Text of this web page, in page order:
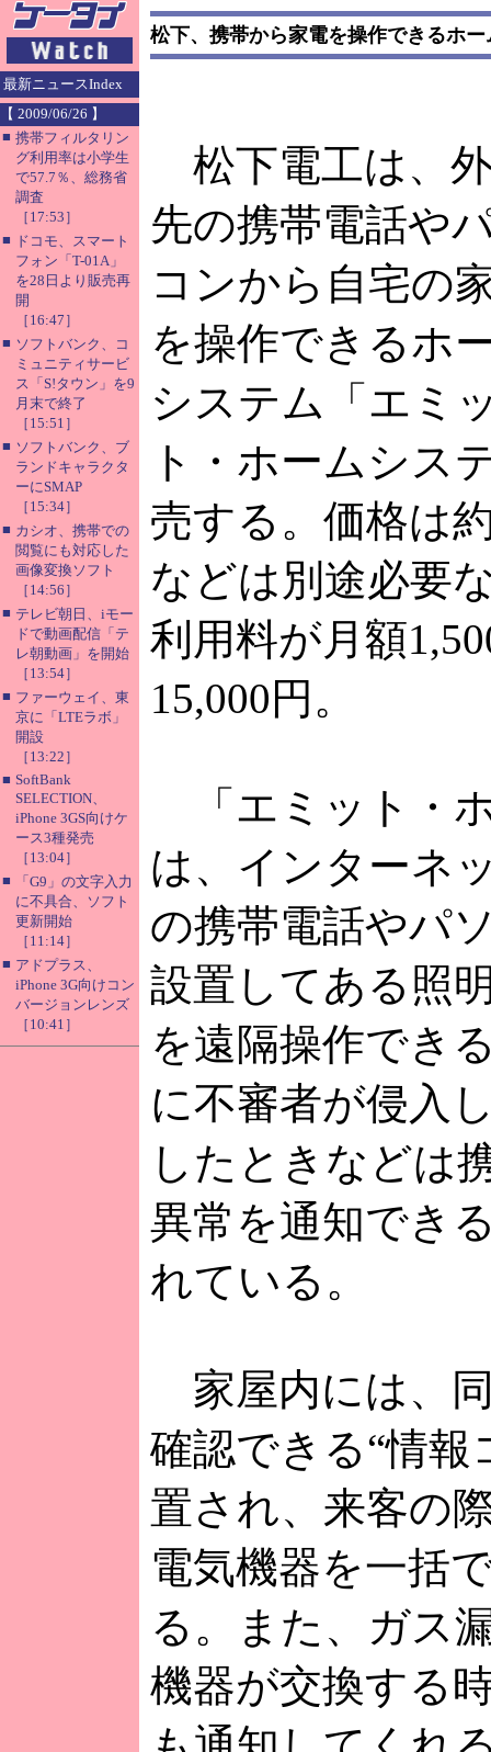
最新ニュースIndex
【 2009/06/26 】
■ 携帯フィルタリン
グ利用率は小学生
で57.7％、総務省
調査
［17:53］
■ ドコモ、スマート
フォン「T-01A」
を28日より販売再
開
［16:47］
■ ソフトバンク、コ
ミュニティサービ
ス「S!タウン」を9
月末で終了
［15:51］
■ ソフトバンク、ブ
ランドキャラクタ
ーにSMAP
［15:34］
■ カシオ、携帯での
閲覧にも対応した
画像変換ソフト
［14:56］
■ テレビ朝日、iモー
ドで動画配信「テ
レ朝動画」を開始
［13:54］
■ ファーウェイ、東
京に「LTEラボ」
開設
［13:22］
■ SoftBank
SELECTION、
iPhone 3GS向けケ
ース3種発売
［13:04］
■
「G9」の文字入力
に不具合、ソフト
更新開始
［11:14］
■ アドプラス、
iPhone 3G向けコン
バージョンレンズ
［10:41］
松下、携帯から家電を操作できるホ
松下電工は、
先の携帯電話や
コンから自宅の
を操作できるホ
システム「エミ
ト・ホームシス
売する。価格は
などは別途必要
利用料が月額
15,000円。
「エミット・
は、インターネ
の携帯電話やパ
設置してある照
を遠隔操作でき
に不審者が侵入
したときなどは
異常を通知でき
れている。
家屋内には、
確認できる“情報
置され、来客の
電気機器を一括
る。また、ガス
機器が交換する